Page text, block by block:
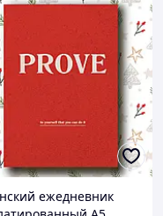
ежедневник